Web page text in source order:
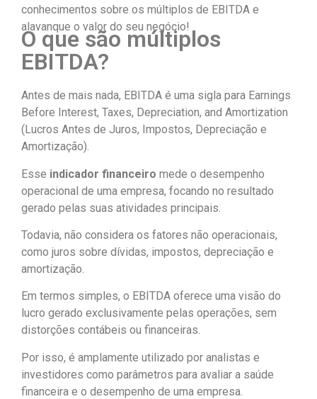
conhecimentos sobre os múltiplos de EBITDA e
alavanque o valor do seu negócio!
O que são múltiplos
EBITDA?
Antes de mais nada, EBITDA é uma sigla para Earnings
Before Interest, Taxes, Depreciation, and Amortization
(Lucros Antes de Juros, Impostos, Depreciação e
Amortização).
Esse indicador financeiro mede o desempenho
operacional de uma empresa, focando no resultado
gerado pelas suas atividades principais.
Todavia, não considera os fatores não operacionais,
como juros sobre dívidas, impostos, depreciação e
amortização.
Em termos simples, o EBITDA oferece uma visão do
lucro gerado exclusivamente pelas operações, sem
distorções contábeis ou financeiras.
Por isso, é amplamente utilizado por analistas e
investidores como parâmetros para avaliar a saúde
financeira e o desempenho de uma empresa.